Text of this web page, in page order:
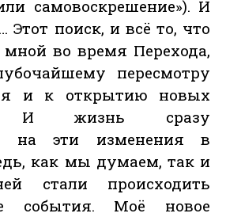
самовоскрешение»). И
Этот поиск, и всё то, что
во время Перехода,
пересмотру
и к открытию новых
И жизнь сразу
на эти изменения в
как мы думаем, так и
стали происходить
события. Моё новое